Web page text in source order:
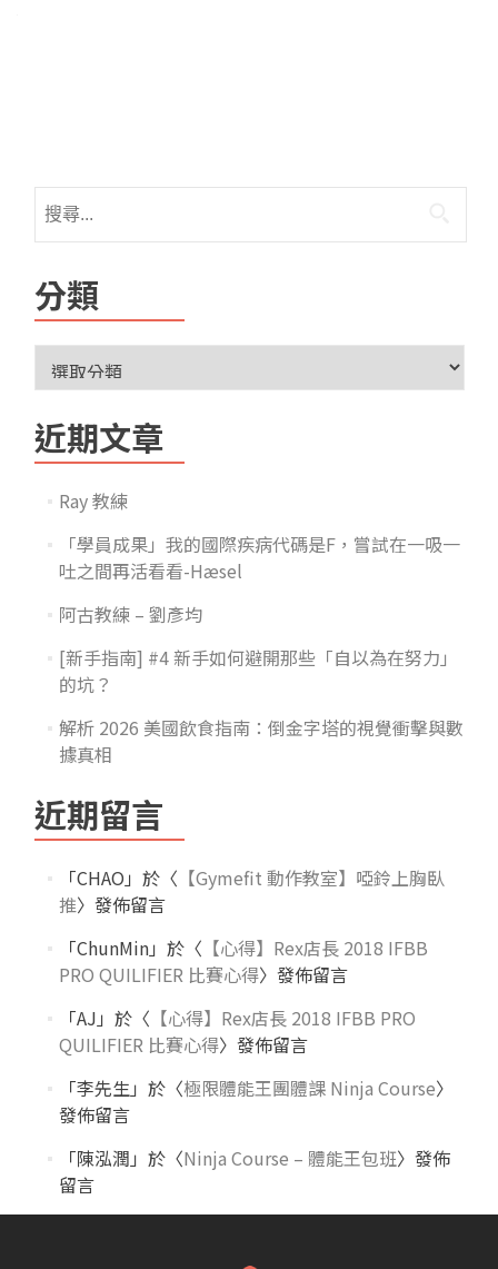
分類
近期文章
Ray 教練
「學員成果」我的國際疾病代碼是F，嘗試在一吸一
吐之間再活看看-Hæsel
阿古教練 – 劉彥均
[新手指南] #4 新手如何避開那些「自以為在努力」
的坑？
解析 2026 美國飲食指南：倒金字塔的視覺衝擊與數
據真相
近期留言
「CHAO 」於〈 【Gymefit 動作教室】啞鈴上胸臥
推〉發佈留言
「ChunMin」於〈 【心得】Rex店長 2018 IFBB
PRO QUILIFIER 比賽心得〉發佈留言
「AJ 」於〈 【心得】Rex店長 2018 IFBB PRO
QUILIFIER 比賽心得〉發佈留言
「李先生」於〈極限體能王團體課 Ninja Course〉
發佈留言
「陳泓潤 」於〈Ninja Course – 體能王包班〉發佈
留言